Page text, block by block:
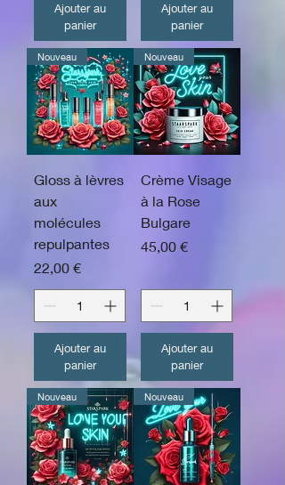
Ajouter au
panier
Ajouter au
panier
Nouveau
Gloss à lèvres
aux
molécules
repulpantes
Prix
22,00 €
Ajouter au
panier
Nouveau
Crème Visage
à la Rose
Bulgare
Prix
45,00 €
Ajouter au
panier
Nouveau Nouveau